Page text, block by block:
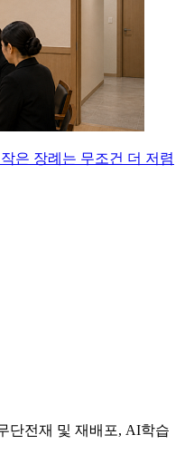
은 장례는 무조건 더 저렴
단전재 및 재배포, AI학습